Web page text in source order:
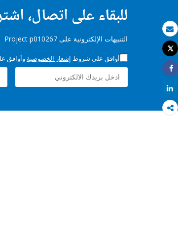
بريد الكتروني
طباعة
Tweet
Share
Share
للبقاء على اتصال،
التنبيهات الإلكترونية على Project p010267
أوافق على شروط إشعار الخصوصية وأوافق